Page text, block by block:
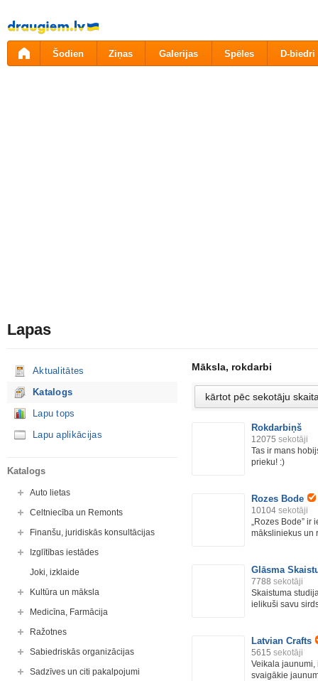
Pāriet
uz
saturu
Šodien Ziņas Galerijas Spēles D-biedri
Lapas
Aktualitātes
Katalogs
Lapu tops
Lapu aplikācijas
Katalogs
Auto lietas
Celtniecība un Remonts
Finanšu, juridiskās konsultācijas
Izglītības iestādes
Joki, izklaide
Kultūra un māksla
Medicīna, Farmācija
Ražotnes
Sabiedriskās organizācijas
Sadzīves un citi pakalpojumi
Māksla, rokdarbi
Rokdarbiņš
12075 sekotāji
Tas ir mans
prieku! :)
Rozes Bode
10104 sekotāji
„Rozes Bode” ir
māksliniekus un
Glāsma
7788 sekotāji
Skaistuma
ielikuši savu
Latvian Crafts
5615 sekotāji
Veikala
svaigākie